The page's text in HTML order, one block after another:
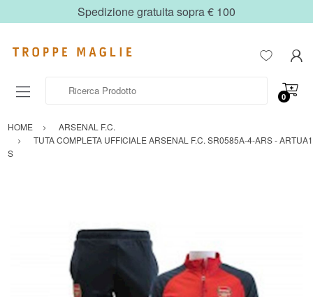
Spedizione gratuita sopra € 100
0
HOME
ARSENAL F.C.
TUTA COMPLETA UFFICIALE ARSENAL F.C. SR0585A-4-ARS - ARTUA1
S